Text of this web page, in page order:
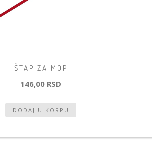
ŠTAP ZA MOP
146,00 RSD